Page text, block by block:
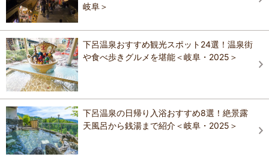
岐阜＞
下呂温泉おすすめ観光スポット24選！温泉街
や食べ歩きグルメを堪能＜岐阜・2025＞
下呂温泉の日帰り入浴おすすめ8選！絶景露
天風呂から銭湯まで紹介＜岐阜・2025＞